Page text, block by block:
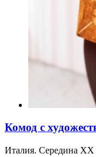
Комод с
Италия. Середина XX